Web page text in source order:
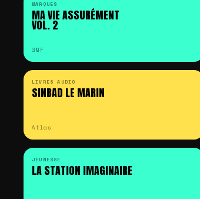
MARQUES
MA VIE ASSURÉMENT
VOL. 2
GMF
LIVRES AUDIO
SINBAD LE MARIN
Atlas
JEUNESSE
LA STATION IMAGINAIRE